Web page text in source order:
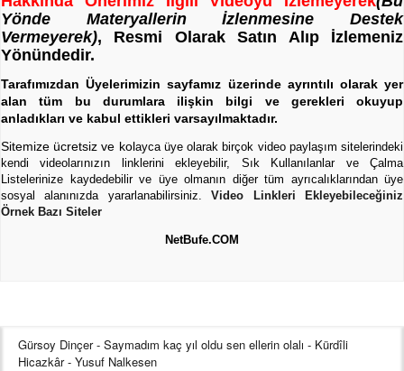
Yönde Materyallerin İzlenmesine Destek
Vermeyerek), Resmi Olarak Satın Alıp İzlemeniz
Yönündedir.
Tarafımızdan Üyelerimizin sayfamız üzerinde ayrıntılı olarak yer
alan tüm bu durumlara ilişkin bilgi ve gerekleri okuyup
anladıkları ve kabul ettikleri varsayılmaktadır.
Sitemize ücretsiz ve kolayca üye olarak birçok video paylaşım sitelerindeki
kendi videolarınızın linklerini ekleyebilir, Sık Kullanılanlar ve Çalma
Listelerinize kaydedebilir ve üye olmanın diğer tüm ayrıcalıklarından üye
sosyal alanınızda yararlanabilirsiniz.Video Linkleri Ekleyebileceğiniz
Örnek Bazı Siteler
NetBufe.COM
Gürsoy Dinçer - Saymadım kaç yıl oldu sen ellerin olalı - Kürdîli
Hicazkâr - Yusuf Nalkesen